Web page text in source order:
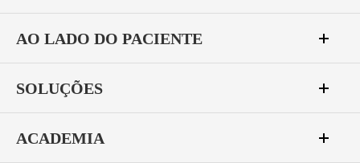
AO LADO DO PACIENTE
SOLUÇÕES
ACADEMIA